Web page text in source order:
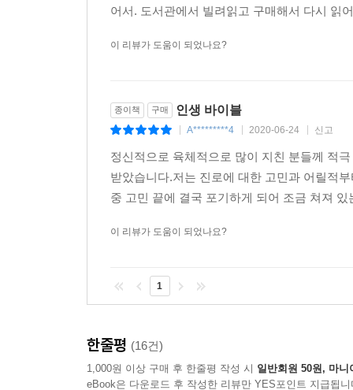
어서. 도서관에서 빌려읽고 구매해서 다시
이 리뷰가 도움이 되었나요?
종이책 구매 인생 바이블
A*********4 2020-06-24 신고
정신적으로 육체적으로 많이 지친 분들께 적
받았습니다.저는 진로에 대한 고민과 어릴적
중 고민 끝에 결국 포기하게 되어 조금 쳐져
이 리뷰가 도움이 되었나요?
1
한줄평 (16건)
1,000원 이상 구매 후 한줄평 작성 시 일반회원 50원, 마니
eBook은 다운로드 후 작성한 리뷰만 YES포인트 지급됩니